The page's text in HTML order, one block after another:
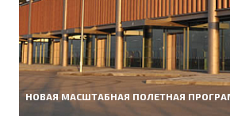
НОВАЯ МАСШТАБНАЯ ПОЛЕТНАЯ